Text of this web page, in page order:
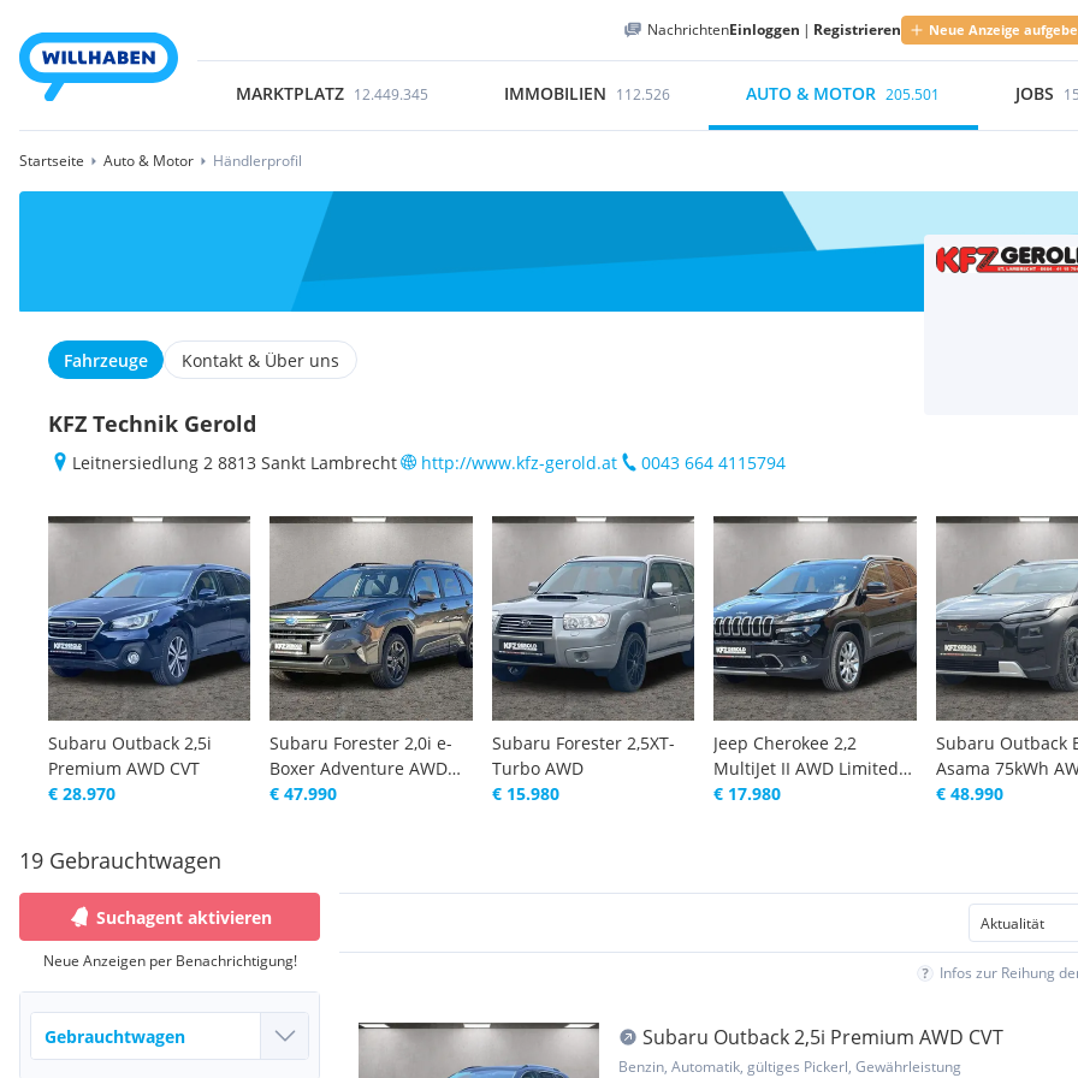
NachrichtenEinloggen | Registrieren Neue Anzeige
MARKTPLATZ 12.449.345 IMMOBILIEN 112.526 AUTO & MOTOR 205.501 JOBS
Startseite Auto & Motor Händlerprofil
Fahrzeuge Kontakt & Über uns
KFZ Technik Gerold
Leitnersiedlung 2 8813 Sankt Lambrecht http://www.kfz-gerold.at 0043 664 4115794
Subaru Outback 2,5i
Premium AWD CVT
€ 28.970
Subaru Forester 2,0i e-
Boxer Adventure AWD
Aut. inkl. ...
€ 47.990
Subaru Forester 2,5XT-
Turbo AWD
€ 15.980
Jeep Cherokee 2,2
MultiJet II AWD Limited
Aut.
€ 17.980
Subaru Outback
Asama 75kWh
€ 48.990
19 Gebrauchtwagen
Infos zur Reihung
Subaru Outback 2,5i Premium AWD CVT
Benzin, Automatik, gültiges Pickerl, Gewährleistung
Suchagent aktivieren
Neue Anzeigen per Benachrichtigung!